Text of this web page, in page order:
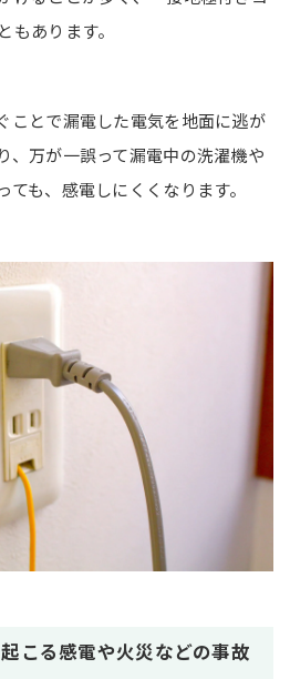
もあります。
ことで漏電した電気を地面に逃が
、万が一誤って漏電中の洗濯機や
も、感電しにくくなります。
こる感電や火災などの事故